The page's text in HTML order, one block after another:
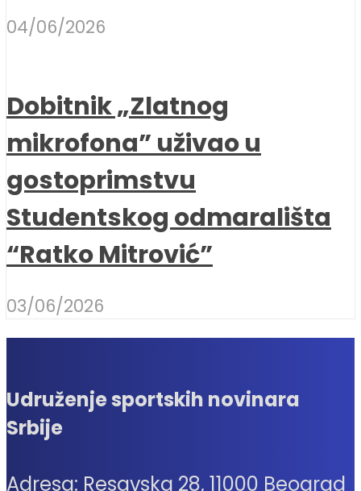
04/06/2026
Dobitnik „Zlatnog
mikrofona” uživao u
gostoprimstvu
Studentskog odmarališta
“Ratko Mitrović”
03/06/2026
Udruženje sportskih novinara
Srbije
Adresa: Resavska 28, 11000 Beograd